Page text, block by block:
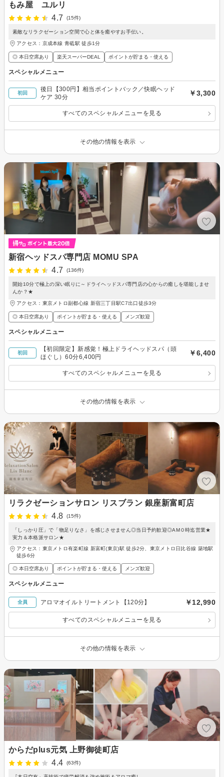
もみ屋 ユルリ
4.7
(15件)
素敵なリラクゼーション空間で心と体を癒やすお手伝い。
アクセス：京成本線 青砥駅 徒歩1分
◎ 本日空席あり 楽天スーパーDEAL ポイントが貯まる・使える
スペシャルメニュー
初回
後日【300円】相当ポイントバック／快眠ヘッド
ケア 30分
￥3,300
すべてのスペシャルメニューを見る
その他の情報を表示
新宿ヘッドスパ専門店 MOMU SPA
4.7
(136件)
開始10分で極上の深い眠りに～ドライヘッドスパ専門店の心からの癒しを堪能しませ
んか？★
アクセス：東京メトロ副都心線 新宿三丁目駅C7出口徒歩3分
◎ 本日空席あり ポイントが貯まる・使える メンズ歓迎
スペシャルメニュー
初回
【初回限定】新感覚！極上ドライヘッドスパ（頭
ほぐし）60分6,400円
￥6,400
すべてのスペシャルメニューを見る
その他の情報を表示
リラクゼーションサロン リスブラン 銀座新富町店
4.8
(15件)
「しっかり圧」で「物足りなさ」を感じさせません◎当日予約歓迎◎AM０時迄営業★
実力＆本格派サロン★
アクセス：東京メトロ有楽町線 新富町(東京)駅 徒歩2分、東京メトロ日比谷線 築地駅
徒歩6分
◎ 本日空席あり ポイントが貯まる・使える メンズ歓迎
スペシャルメニュー
全員 アロマオイルトリートメント【120分】 ￥12,990
すべてのスペシャルメニューを見る
その他の情報を表示
からだplus元気 上野御徒町店
4.4
(63件)